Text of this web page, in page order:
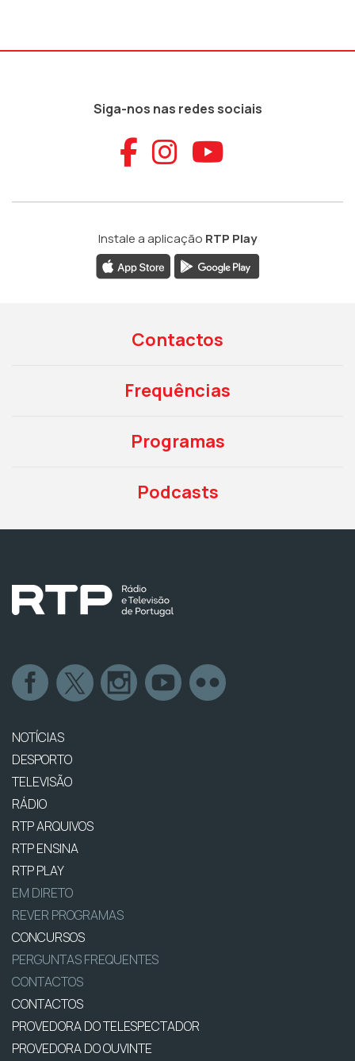
Siga-nos nas redes sociais
Aceder ao
Aceder ao
Aceder
Instale a aplicação RTP Play
Contactos
Frequências
Programas
Podcasts
NOTÍCIAS
DESPORTO
TELEVISÃO
RÁDIO
RTP ARQUIVOS
RTP ENSINA
RTP PLAY
EM DIRETO
REVER PROGRAMAS
CONCURSOS
PERGUNTAS FREQUENTES
CONTACTOS
CONTACTOS
PROVEDORA DO TELESPECTADOR
PROVEDORA DO OUVINTE